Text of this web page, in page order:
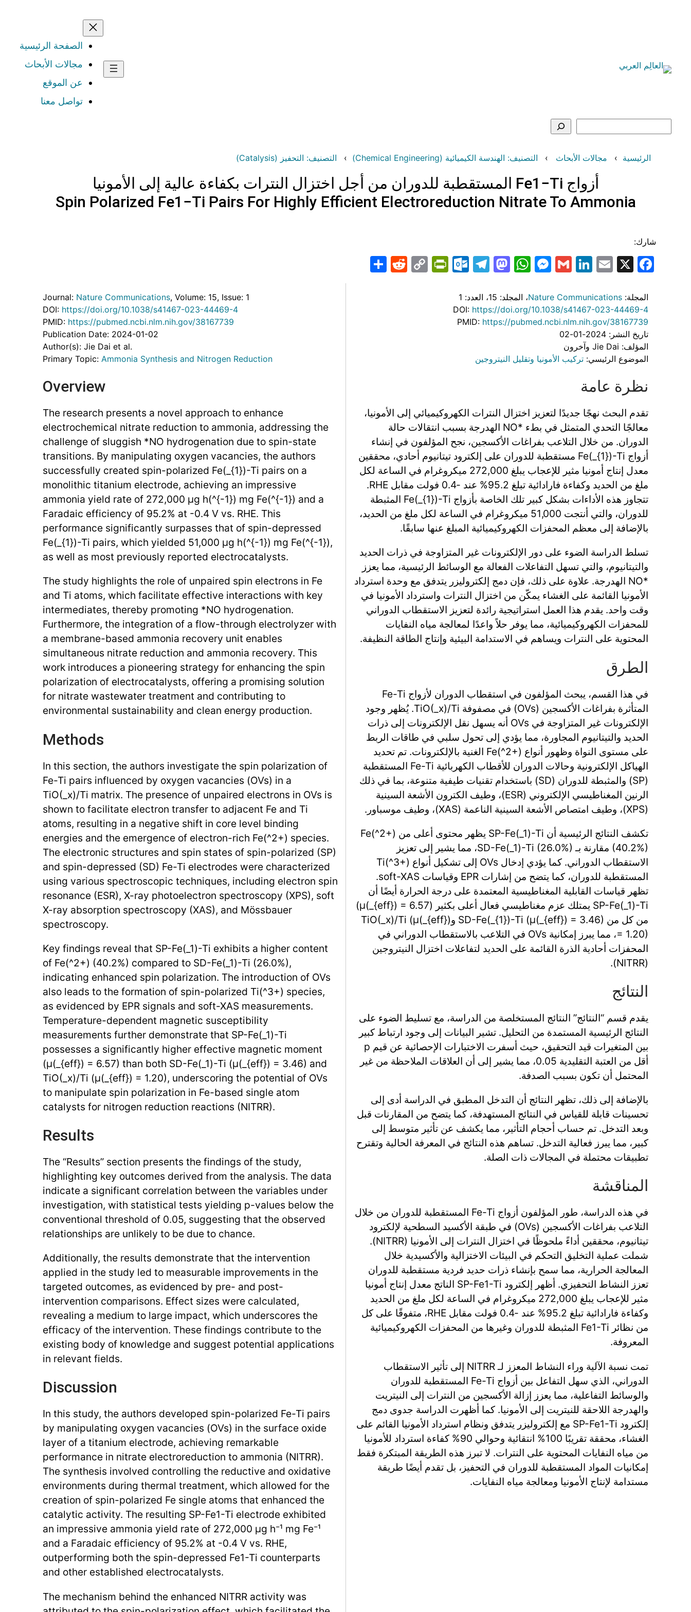
الصفحة الرئيسية
مجالات الأبحاث
عن الموقع
تواصل معنا
الرئيسية مجالات الأبحاث التصنيف: الهندسة الكيميائية (Chemical Engineering) التصنيف: التحفيز (Catalysis)
أزواج Fe1−Ti المستقطبة للدوران من أجل اختزال النترات بكفاءة عالية إلى الأمونيا
Spin Polarized Fe1−Ti Pairs For Highly Efficient Electroreduction Nitrate To Ammonia
شارك:
Facebook
X
Email
LinkedIn
Gmail
Messenger
WhatsApp
Mastodon
Telegram
Outlook.com
PrintFriendly
Copy
Reddit
المجلة: Nature Communications، المجلد: 15
، العدد: 1
DOI: https://doi.org/10.1038/s41467-023-44469-4
PMID: https://pubmed.ncbi.nlm.nih.gov/38167739
تاريخ النشر: 2024-01-02
المؤلف: Jie Dai وآخرون
الموضوع الرئيسي: تركيب الأمونيا وتقليل النيتروجين
نظرة عامة
تقدم البحث نهجًا جديدًا لتعزيز اختزال النترات الكهروكيميائي إلى الأمونيا،
معالجًا التحدي المتمثل في بطء *NO الهدرجة بسبب انتقالات حالة
الدوران. من خلال التلاعب بفراغات الأكسجين، نجح المؤلفون في إنشاء
أزواج Fe(_{1})-Ti مستقطبة للدوران على إلكترود تيتانيوم أحادي، محققين
معدل إنتاج أمونيا مثير للإعجاب يبلغ 272,000 ميكروغرام في الساعة لكل
ملغ من الحديد وكفاءة فارادائية تبلغ 95.2% عند -0.4 فولت مقابل RHE.
تتجاوز هذه الأداءات بشكل كبير تلك الخاصة بأزواج Fe(_{1})-Ti المثبطة
للدوران، والتي أنتجت 51,000 ميكروغرام في الساعة لكل ملغ من الحديد،
بالإضافة إلى معظم المحفزات الكهروكيميائية المبلغ عنها سابقًا.
تسلط الدراسة الضوء على دور الإلكترونات غير المتزاوجة في ذرات الحديد
والتيتانيوم، والتي تسهل التفاعلات الفعالة مع الوسائط الرئيسية، مما يعزز
*NO الهدرجة. علاوة على ذلك، فإن دمج إلكتروليزر يتدفق مع وحدة استرداد
الأمونيا القائمة على الغشاء يمكّن من اختزال النترات واسترداد الأمونيا في
وقت واحد. يقدم هذا العمل استراتيجية رائدة لتعزيز الاستقطاب الدوراني
للمحفزات الكهروكيميائية، مما يوفر حلاً واعدًا لمعالجة مياه النفايات
المحتوية على النترات ويساهم في الاستدامة البيئية وإنتاج الطاقة النظيفة.
الطرق
في هذا القسم، يبحث المؤلفون في استقطاب الدوران لأزواج Fe-Ti
المتأثرة بفراغات الأكسجين (OVs) في مصفوفة TiO(_x)/Ti. يُظهر وجود
الإلكترونات غير المتزاوجة في OVs أنه يسهل نقل الإلكترونات إلى ذرات
الحديد والتيتانيوم المجاورة، مما يؤدي إلى تحول سلبي في طاقات الربط
على مستوى النواة وظهور أنواع Fe(^2+) الغنية بالإلكترونات. تم تحديد
الهياكل الإلكترونية وحالات الدوران للأقطاب الكهربائية Fe-Ti المستقطبة
(SP) والمثبطة للدوران (SD) باستخدام تقنيات طيفية متنوعة، بما في ذلك
الرنين المغناطيسي الإلكتروني (ESR)، وطيف الكترون الأشعة السينية
(XPS)، وطيف امتصاص الأشعة السينية الناعمة (XAS)، وطيف موسباور.
تكشف النتائج الرئيسية أن SP-Fe(_1)-Ti يظهر محتوى أعلى من Fe(^2+)
(40.2%) مقارنة بـ SD-Fe(_1)-Ti (26.0%)، مما يشير إلى تعزيز
الاستقطاب الدوراني. كما يؤدي إدخال OVs إلى تشكيل أنواع Ti(^3+)
المستقطبة للدوران، كما يتضح من إشارات EPR وقياسات soft-XAS.
تظهر قياسات القابلية المغناطيسية المعتمدة على درجة الحرارة أيضًا أن
SP-Fe(_1)-Ti يمتلك عزم مغناطيسي فعال أعلى بكثير (μ(_{eff}) = 6.57)
من كل من SD-Fe(_{1})-Ti (μ(_{eff}) = 3.46) وTiO(_x)/Ti (μ(_{eff})
= 1.20)، مما يبرز إمكانية OVs في التلاعب بالاستقطاب الدوراني في
المحفزات أحادية الذرة القائمة على الحديد لتفاعلات اختزال النيتروجين
(NITRR).
النتائج
يقدم قسم “النتائج” النتائج المستخلصة من الدراسة، مع تسليط الضوء على
النتائج الرئيسية المستمدة من التحليل. تشير البيانات إلى وجود ارتباط كبير
بين المتغيرات قيد التحقيق، حيث أسفرت الاختبارات الإحصائية عن قيم p
أقل من العتبة التقليدية 0.05، مما يشير إلى أن العلاقات الملاحظة من غير
المحتمل أن تكون بسبب الصدفة.
بالإضافة إلى ذلك، تظهر النتائج أن التدخل المطبق في الدراسة أدى إلى
تحسينات قابلة للقياس في النتائج المستهدفة، كما يتضح من المقارنات قبل
وبعد التدخل. تم حساب أحجام التأثير، مما يكشف عن تأثير متوسط إلى
كبير، مما يبرز فعالية التدخل. تساهم هذه النتائج في المعرفة الحالية وتقترح
تطبيقات محتملة في المجالات ذات الصلة.
المناقشة
في هذه الدراسة، طور المؤلفون أزواج Fe-Ti المستقطبة للدوران من خلال
التلاعب بفراغات الأكسجين (OVs) في طبقة الأكسيد السطحية لإلكترود
تيتانيوم، محققين أداءً ملحوظًا في اختزال النترات إلى الأمونيا (NITRR).
شملت عملية التخليق التحكم في البيئات الاختزالية والأكسيدية خلال
المعالجة الحرارية، مما سمح بإنشاء ذرات حديد فردية مستقطبة للدوران
تعزز النشاط التحفيزي. أظهر إلكترود SP-Fe1-Ti الناتج معدل إنتاج أمونيا
مثير للإعجاب يبلغ 272,000 ميكروغرام في الساعة لكل ملغ من الحديد
وكفاءة فارادائية تبلغ 95.2% عند -0.4 فولت مقابل RHE، متفوقًا على كل
من نظائر Fe1-Ti المثبطة للدوران وغيرها من المحفزات الكهروكيميائية
المعروفة.
تمت نسبة الآلية وراء النشاط المعزز لـ NITRR إلى تأثير الاستقطاب
الدوراني، الذي سهل التفاعل بين أزواج Fe-Ti المستقطبة للدوران
والوسائط التفاعلية، مما يعزز إزالة الأكسجين من النترات إلى النيتريت
والهدرجة اللاحقة للنيتريت إلى الأمونيا. كما أظهرت الدراسة جدوى دمج
إلكترود SP-Fe1-Ti مع إلكتروليزر يتدفق ونظام استرداد الأمونيا القائم على
الغشاء، محققة تقريبًا 100% انتقائية وحوالي 90% كفاءة استرداد للأمونيا
من مياه النفايات المحتوية على النترات. لا تبرز هذه الطريقة المبتكرة فقط
إمكانيات المواد المستقطبة للدوران في التحفيز، بل تقدم أيضًا طريقة
مستدامة لإنتاج الأمونيا ومعالجة مياه النفايات.
Journal: Nature Communications, Volume: 15, Issue: 1
DOI: https://doi.org/10.1038/s41467-023-44469-4
PMID: https://pubmed.ncbi.nlm.nih.gov/38167739
Publication Date: 2024-01-02
Author(s): Jie Dai et al.
Primary Topic: Ammonia Synthesis and Nitrogen Reduction
Overview
The research presents a novel approach to enhance
electrochemical nitrate reduction to ammonia, addressing the
challenge of sluggish *NO hydrogenation due to spin-state
transitions. By manipulating oxygen vacancies, the authors
successfully created spin-polarized Fe(_{1})-Ti pairs on a
monolithic titanium electrode, achieving an impressive
ammonia yield rate of 272,000 μg h(^{-1}) mg Fe(^{-1}) and a
Faradaic efficiency of 95.2% at -0.4 V vs. RHE. This
performance significantly surpasses that of spin-depressed
Fe(_{1})-Ti pairs, which yielded 51,000 μg h(^{-1}) mg Fe(^{-1}),
as well as most previously reported electrocatalysts.
The study highlights the role of unpaired spin electrons in Fe
and Ti atoms, which facilitate effective interactions with key
intermediates, thereby promoting *NO hydrogenation.
Furthermore, the integration of a flow-through electrolyzer with
a membrane-based ammonia recovery unit enables
simultaneous nitrate reduction and ammonia recovery. This
work introduces a pioneering strategy for enhancing the spin
polarization of electrocatalysts, offering a promising solution
for nitrate wastewater treatment and contributing to
environmental sustainability and clean energy production.
Methods
In this section, the authors investigate the spin polarization of
Fe-Ti pairs influenced by oxygen vacancies (OVs) in a
TiO(_x)/Ti matrix. The presence of unpaired electrons in OVs is
shown to facilitate electron transfer to adjacent Fe and Ti
atoms, resulting in a negative shift in core level binding
energies and the emergence of electron-rich Fe(^2+) species.
The electronic structures and spin states of spin-polarized (SP)
and spin-depressed (SD) Fe-Ti electrodes were characterized
using various spectroscopic techniques, including electron spin
resonance (ESR), X-ray photoelectron spectroscopy (XPS), soft
X-ray absorption spectroscopy (XAS), and Mössbauer
spectroscopy.
Key findings reveal that SP-Fe(_1)-Ti exhibits a higher content
of Fe(^2+) (40.2%) compared to SD-Fe(_1)-Ti (26.0%),
indicating enhanced spin polarization. The introduction of OVs
also leads to the formation of spin-polarized Ti(^3+) species,
as evidenced by EPR signals and soft-XAS measurements.
Temperature-dependent magnetic susceptibility
measurements further demonstrate that SP-Fe(_1)-Ti
possesses a significantly higher effective magnetic moment
(μ(_{eff}) = 6.57) than both SD-Fe(_1)-Ti (μ(_{eff}) = 3.46) and
TiO(_x)/Ti (μ(_{eff}) = 1.20), underscoring the potential of OVs
to manipulate spin polarization in Fe-based single atom
catalysts for nitrogen reduction reactions (NITRR).
Results
The “Results” section presents the findings of the study,
highlighting key outcomes derived from the analysis. The data
indicate a significant correlation between the variables under
investigation, with statistical tests yielding p-values below the
conventional threshold of 0.05, suggesting that the observed
relationships are unlikely to be due to chance.
Additionally, the results demonstrate that the intervention
applied in the study led to measurable improvements in the
targeted outcomes, as evidenced by pre- and post-
intervention comparisons. Effect sizes were calculated,
revealing a medium to large impact, which underscores the
efficacy of the intervention. These findings contribute to the
existing body of knowledge and suggest potential applications
in relevant fields.
Discussion
In this study, the authors developed spin-polarized Fe-Ti pairs
by manipulating oxygen vacancies (OVs) in the surface oxide
layer of a titanium electrode, achieving remarkable
performance in nitrate electroreduction to ammonia (NITRR).
The synthesis involved controlling the reductive and oxidative
environments during thermal treatment, which allowed for the
creation of spin-polarized Fe single atoms that enhanced the
catalytic activity. The resulting SP-Fe1-Ti electrode exhibited
an impressive ammonia yield rate of 272,000 μg h⁻¹ mg Fe⁻¹
and a Faradaic efficiency of 95.2% at -0.4 V vs. RHE,
outperforming both the spin-depressed Fe1-Ti counterparts
and other established electrocatalysts.
The mechanism behind the enhanced NITRR activity was